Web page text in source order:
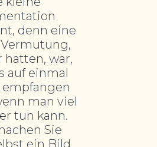
denn eine
hatten, war,
auf einmal
empfangen
man viel
tun kann.
Sie
ein Bild.